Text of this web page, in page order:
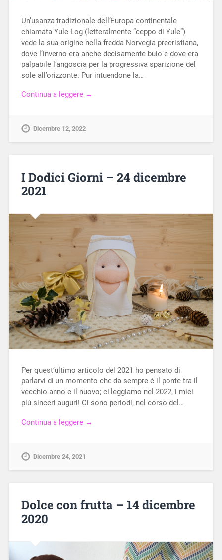
Un’usanza tradizionale dell’Europa continentale
chiamata Yule Log (letteralmente “ceppo di Yule”)
vede la sua origine nella fredda Norvegia precristiana,
dove l’inverno era anche decisamente buio e dove era
palpabile l’angoscia per la progressiva sparizione del
sole all’orizzonte. Pur intuendone la…
Continua a leggere →
Dicembre 12, 2022
I Dodici Giorni – 24 dicembre
2021
Per quest’ultimo articolo del 2021 ho pensato di
parlarvi di un momento che da sempre è il ponte tra il
vecchio anno e il nuovo; ci leggiamo nel 2022, i miei
più sinceri auguri! Ci sono periodi, nel corso del…
Continua a leggere →
Dicembre 24, 2021
Dolce con frutta – 14 dicembre
2020